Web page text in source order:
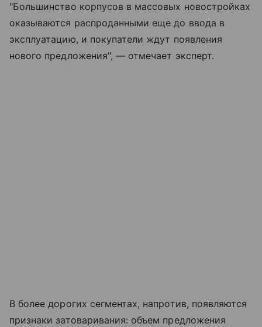
"Большинство корпусов в массовых новостройках
оказываются распроданными еще до ввода в
эксплуатацию, и покупатели ждут появления
нового предложения", — отмечает эксперт.
В более дорогих сегментах, напротив, появляются
признаки затоваривания: объем предложения